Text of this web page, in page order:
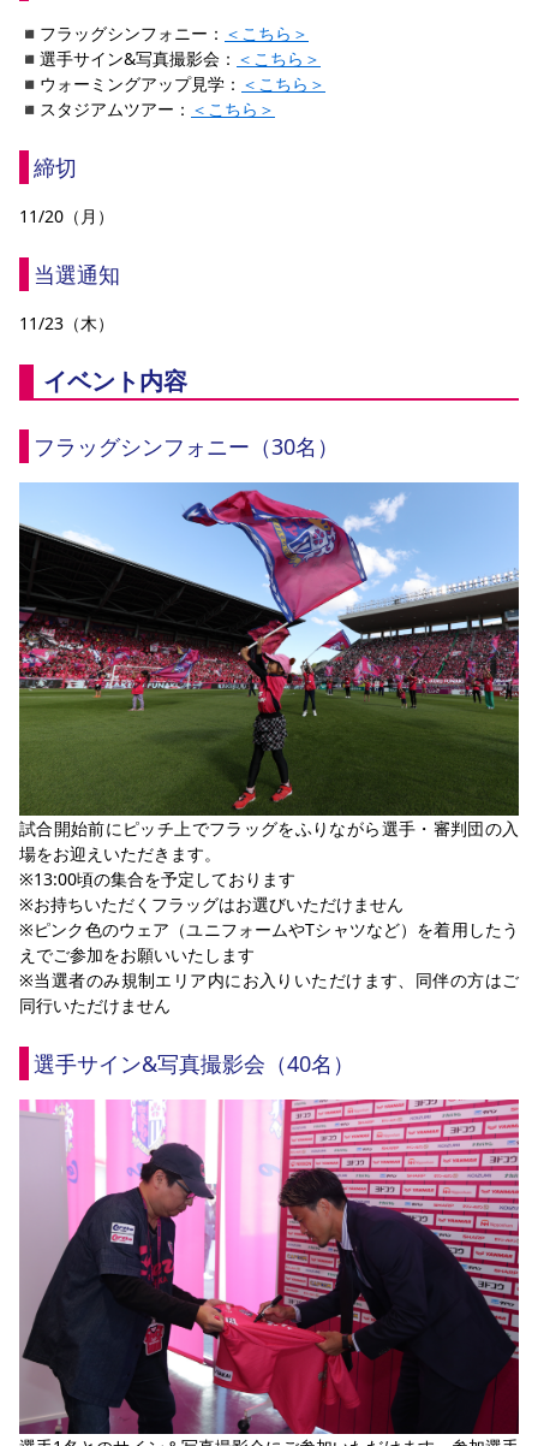
よくある質問
よくある質問
関連団体/施設
長居公園 セレッソフットサルパーク
セレッソスポーツパーク舞洲 YANMAR HANASAKA STADIUM
大人のサッカースクール
◾️フラッグシンフォニー： ＜こちら＞
◾️選手サイン&写真撮影会： ＜こちら＞
◾️ウォーミングアップ見学： ＜こちら＞
◾️スタジアムツアー： ＜こちら＞
締切
11/20（月）
当選通知
11/23（木）
イベント内容
フラッグシンフォニー（30名）
試合開始前にピッチ上でフラッグをふりながら選手・審判団の入
場をお迎えいただきます。
※13:00頃の集合を予定しております
※お持ちいただくフラッグはお選びいただけません
※ピンク色のウェア（ユニフォームやTシャツなど）を着用したう
えでご参加をお願いいたします
※当選者のみ規制エリア内にお入りいただけます、同伴の方はご
同行いただけません
選手サイン&写真撮影会（40名）